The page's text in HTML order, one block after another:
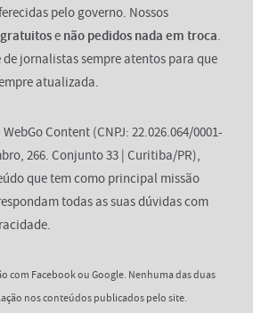
pelo governo. Nossos
e não pedidos nada em troca.
jornalistas sempre atentos para que
atualizada.
Content (CNPJ: 22.026.064/0001-
266. Conjunto 33 | Curitiba/PR),
que tem como principal missão
todas as suas dúvidas com
com Facebook ou Google. Nenhuma das duas
nos conteúdos publicados pelo site.